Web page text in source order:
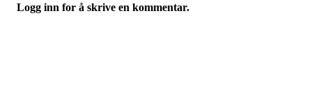
Logg inn for å skrive en kommentar.